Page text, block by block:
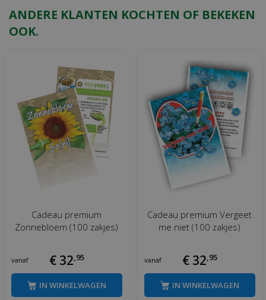
ANDERE KLANTEN KOCHTEN OF BEKEKEN
OOK.
Cadeau premium
Zonnebloem (100 zakjes)
vanaf € 32,95
IN WINKELWAGEN
Cadeau premium Vergeet
me niet (100 zakjes)
vanaf € 32,95
IN WINKELWAGEN